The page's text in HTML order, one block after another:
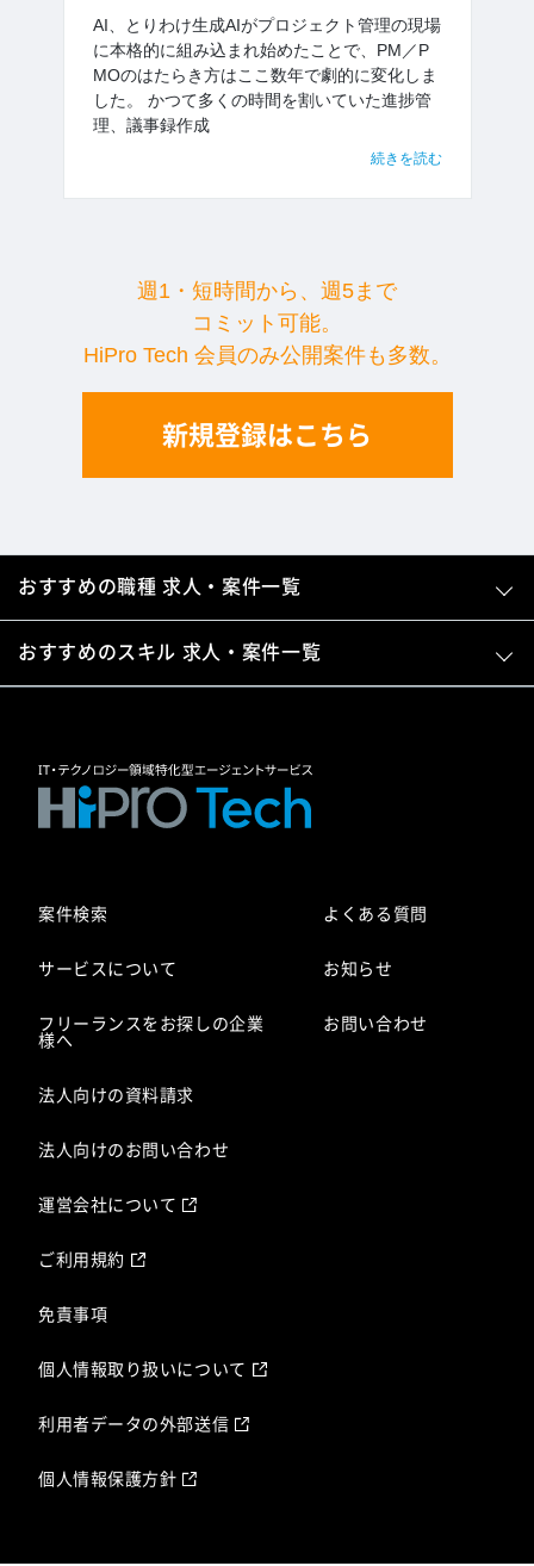
AI、とりわけ生成AIがプロジェクト管理の現場
に本格的に組み込まれ始めたことで、PM／P
MOのはたらき方はここ数年で劇的に変化しま
した。 かつて多くの時間を割いていた進捗管
理、議事録作成
続きを読む
週1・短時間から、週5まで
コミット可能。
HiPro Tech 会員のみ公開案件も多数。
新規登録はこちら
おすすめの職種 求人・案件一覧
おすすめのスキル 求人・案件一覧
案件検索
サービスについて
フリーランスをお探しの企業
様へ
法人向けの資料請求
法人向けのお問い合わせ
よくある質問
お知らせ
お問い合わせ
運営会社について
ご利用規約
免責事項
個人情報取り扱いについて
利用者データの外部送信
個人情報保護方針